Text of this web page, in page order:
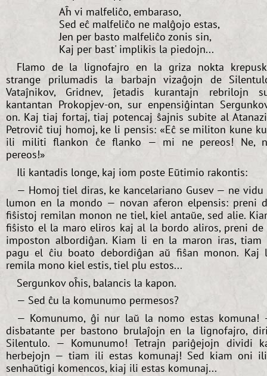
Aĥ vi malfeliĉo, embaraso,
Sed eĉ malfeliĉo ne malĝojo estas,
Jen per basto malfeliĉo zonis sin,
Kaj per bast' implikis la piedojn...
Flamo de la lignofajro en la griza nokta
strange prilumadis la barbajn vizaĝojn de
Vataĵnikov, Gridnev, ĵetadis kurantajn rebrilojn
kantantan Prokopjev-on, sur enpensiĝintan
on. Kaj tiaj fortaj, tiaj potencaj ŝajnis subite al
Petroviĉ tiuj homoj, ke li pensis: «Eĉ se militon kune
ili militi flankon ĉe flanko — mi ne pereos! Ne,
pereos!»
Ili kantadis longe, kaj iom poste Eŭtimio rakontis:
— Homoj tiel diras, ke kancelariano Gusev — ne
lumon en la mondo — novan aferon elpensis: preni
fiŝistoj remilan monon ne tiel, kiel antaŭe, sed alie.
fiŝisto el la maro eliros kaj al la bordo aliros, preni
imposton albordiĝan. Kiam li en la maron iras,
pagu el ĉiu boato debordiĝan aŭ fiŝan monon. Kaj
remila mono kiel estis, tiel plu estos...
Sergunkov oĥis, balancis la kapon.
— Sed ĉu la komunumo permesos?
— Komunumo, ĝi nur laŭ la nomo estas komuna!
disbatante per bastono brulaĵojn en la lignofajro,
Silentulo. — Komunumo! Tetrajn pariĝejojn dividi
herbejojn — tiam ili estas komunaj! Sed kiam oni
senhaŭtigi komencos, kiaj ili estas komunaj...